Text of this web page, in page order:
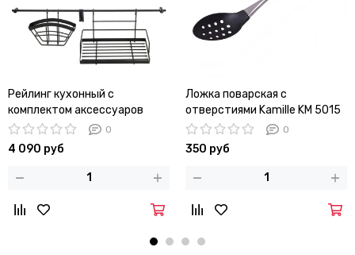
Рейлинг кухонный с
комплектом аксессуаров
Kamille KM 8862
0
4 090 руб
Ложка поварская с
отверстиями Kamille KM 5015
(34 см) из нержавеющей
стали и пластика
0
350 руб